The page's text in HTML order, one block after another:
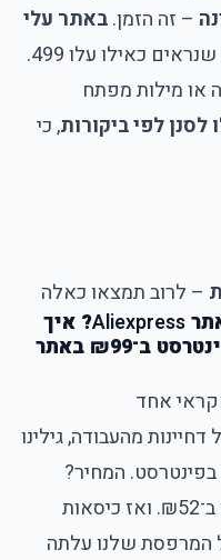
– זה הזמן.באתר עלי
תמצאו פריטים ב־₪99 שנראים כאילו עלו 499.
או מילות מפתח
לסנן לפי ביקורות, כי
– לרוב תמצאו כאלה
Aliexpress? איך
מצאנו פריטים שנראים כמו פינטרסט ב־₪99 באתר
אחד
מהעבודה, גילינו
המחיר?
₪38. אחרי זה? מדף במראה בוהו ב־₪52. ואז כיסאות
ב־₪95. סך הכל המרפסת שלנו עלתה